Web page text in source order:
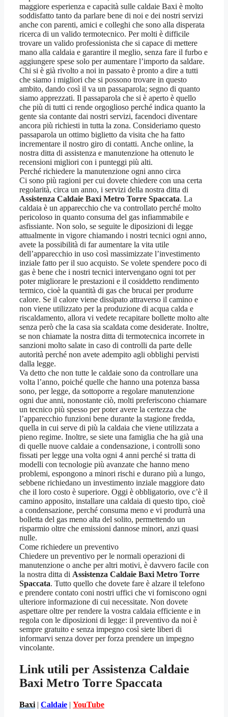
maggiore esperienza e capacità sulle caldaie Baxi è molto
soddisfatto tanto da parlare bene di noi e dei nostri servizi
anche con parenti, amici e colleghi che sono alla disperata
ricerca di un valido termotecnico. Per molti è difficile
trovare un valido professionista che si capace di mettere
mano alla caldaia e garantire il meglio, senza fare il furbo e
aggiungere spese solo per aumentare l’importo da saldare.
Chi si è già rivolto a noi in passato è pronto a dire a tutti
che siamo i migliori che si possono trovare in questo
ambito, dando così il va un passaparola; segno di quanto
siamo apprezzati. Il passaparola che si è aperto è quello
che più di tutti ci rende orgoglioso perché indica quanto la
gente sia contante dai nostri servizi, facendoci diventare
ancora più richiesti in tutta la zona. Consideriamo questo
passaparola un ottimo biglietto da visita che ha fatto
incrementare il nostro giro di contatti. Anche online, la
nostra ditta di assistenza e manutenzione ha ottenuto le
recensioni migliori con i punteggi più alti.
Perché richiedere la manutenzione ogni anno circa
Ci sono più ragioni per cui dovete chiedere con una certa
regolarità, circa un anno, i servizi della nostra ditta di
Assistenza Caldaie Baxi Metro Torre Spaccata. La
caldaia è un apparecchio che va controllato perché molto
pericoloso in quanto consuma del gas infiammabile e
asfissiante. Non solo, se seguite le diposizioni di legge
attualmente in vigore chiamando i nostri tecnici ogni anno,
avete la possibilità di far aumentare la vita utile
dell’apparecchio in uso così massimizzate l’investimento
inziale fatto per il suo acquisto. Se volete spendere poco di
gas è bene che i nostri tecnici intervengano ogni tot per
poter migliorare le prestazioni e il cosiddetto rendimento
termico, cioè la quantità di gas che brucai per produrre
calore. Se il calore viene dissipato attraverso il camino e
non viene utilizzato per la produzione di acqua calda e
riscaldamento, allora vi vedete recapitare bollette molto alte
senza però che la casa sia scaldata come desiderate. Inoltre,
se non chiamate la nostra ditta di termotecnica incorrete in
sanzioni molto salate in caso di controlli da parte delle
autorità perché non avete adempito agli obblighi pervisti
dalla legge.
Va detto che non tutte le caldaie sono da controllare una
volta l’anno, poiché quelle che hanno una potenza bassa
sono, per legge, da sottoporre a regolare manutenzione
ogni due anni, nonostante ciò, molti preferiscono chiamare
un tecnico più spesso per poter avere la certezza che
l’apparecchio funzioni bene durante la stagione fredda,
quella in cui serve di più la caldaia che viene utilizzata a
pieno regime. Inoltre, se siete una famiglia che ha già una
di quelle nuove caldaie a condensazione, i controlli sono
fissati per legge una volta ogni 4 anni perché si tratta di
modelli con tecnologie più avanzate che hanno meno
problemi, espongono a minori rischi e durano più a lungo,
sebbene richiedano un investimento inziale maggiore dato
che il loro costo è superiore. Oggi è obbligatorio, ove c’è il
camino apposito, installare una caldaia di questo tipo, cioè
a condensazione, perché consuma meno e vi produrrà una
bolletta del gas meno alta del solito, permettendo un
risparmio oltre che emissioni dannose minori, anzi quasi
nulle.
Come richiedere un preventivo
Chiedere un preventivo per le normali operazioni di
manutenzione o anche per altri motivi, è davvero facile con
la nostra ditta di Assistenza Caldaie Baxi Metro Torre
Spaccata. Tutto quello che dovete fare è alzare il telefono
e prendere contato coni nostri uffici che vi forniscono ogni
ulteriore informazione di cui necessitate. Non dovete
aspettare oltre per rendere la vostra caldaia efficiente e in
regola con le diposizioni di legge: il preventivo da noi è
sempre gratuito e senza impegno così siete liberi di
informarvi senza dover per forza prendere un impegno
vincolante.
Link utili per Assistenza Caldaie
Baxi Metro Torre Spaccata
Baxi | Caldaie | YouTube